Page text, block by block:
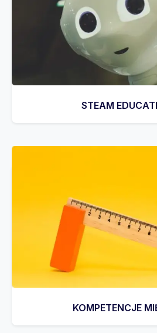
STEAM
KOMPETENCJE